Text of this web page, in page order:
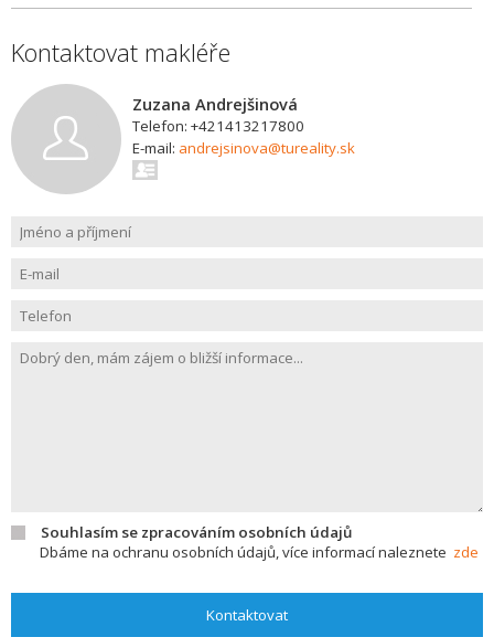
Kontaktovat makléře
Zuzana Andrejšinová
Telefon: +421413217800
E-mail: andrejsinova@tureality.sk
Souhlasím se zpracováním osobních údajů
Dbáme na ochranu osobních údajů, více informací naleznete zde
Kontaktovat